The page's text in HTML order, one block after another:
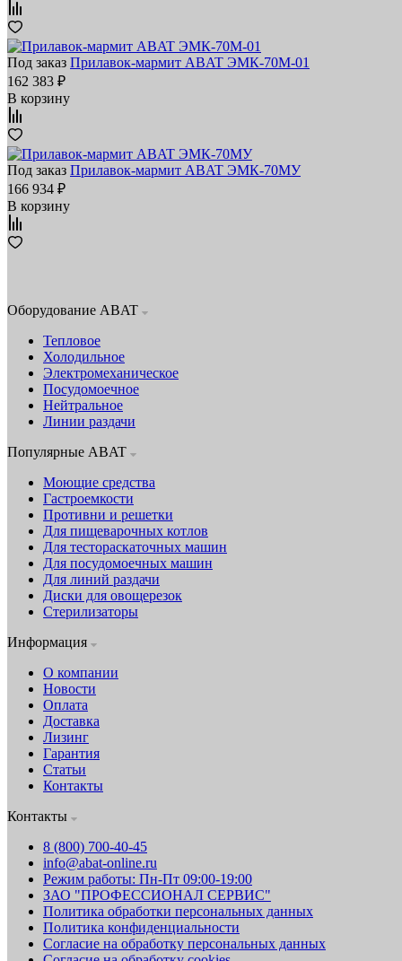
Под заказ Прилавок‑мармит ABAT ЭМК‑70М‑01
162 383 ₽
В корзину
Под заказ Прилавок‑мармит ABAT ЭМК‑70МУ
166 934 ₽
В корзину
Оборудование ABAT
Тепловое
Холодильное
Электромеханическое
Посудомоечное
Нейтральное
Линии раздачи
Популярные ABAT
Моющие средства
Гастроемкости
Противни и решетки
Для пищеварочных котлов
Для тестораскаточных машин
Для посудомоечных машин
Для линий раздачи
Диски для овощерезок
Стерилизаторы
Информация
О компании
Новости
Оплата
Доставка
Лизинг
Гарантия
Статьи
Контакты
Контакты
8 (800) 700-40-45
info@abat-online.ru
Режим работы: Пн-Пт 09:00-19:00
ЗАО "ПРОФЕССИОНАЛ СЕРВИС"
Политика обработки персональных данных
Политика конфиденциальности
Согласие на обработку персональных данных